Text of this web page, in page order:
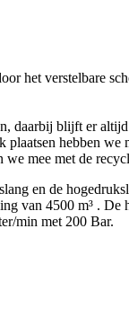
het verstelbare
daarbij blijft er
hebben
mee met de
en de
van 4500 m³ . De
min met 200 Bar.